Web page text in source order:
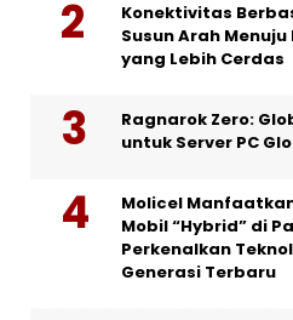
Konektivitas
Susun Arah
yang Lebih Cerdas
Ragnarok Zero:
untuk Server PC
Molicel
Mobil “Hybrid” di
Perkenalkan
Generasi Terbaru